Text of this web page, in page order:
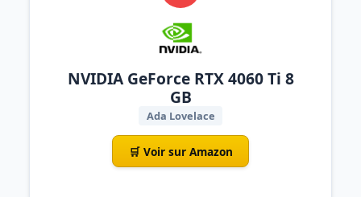
NVIDIA GeForce RTX 4060 Ti 8
GB
Ada Lovelace
🛒 Voir sur Amazon